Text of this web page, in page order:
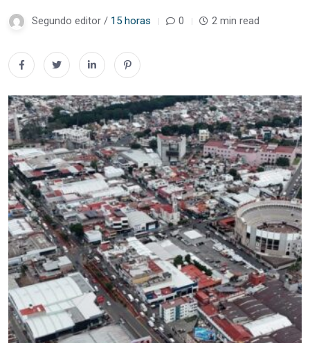
Segundo editor / 15 horas 0 2 min read